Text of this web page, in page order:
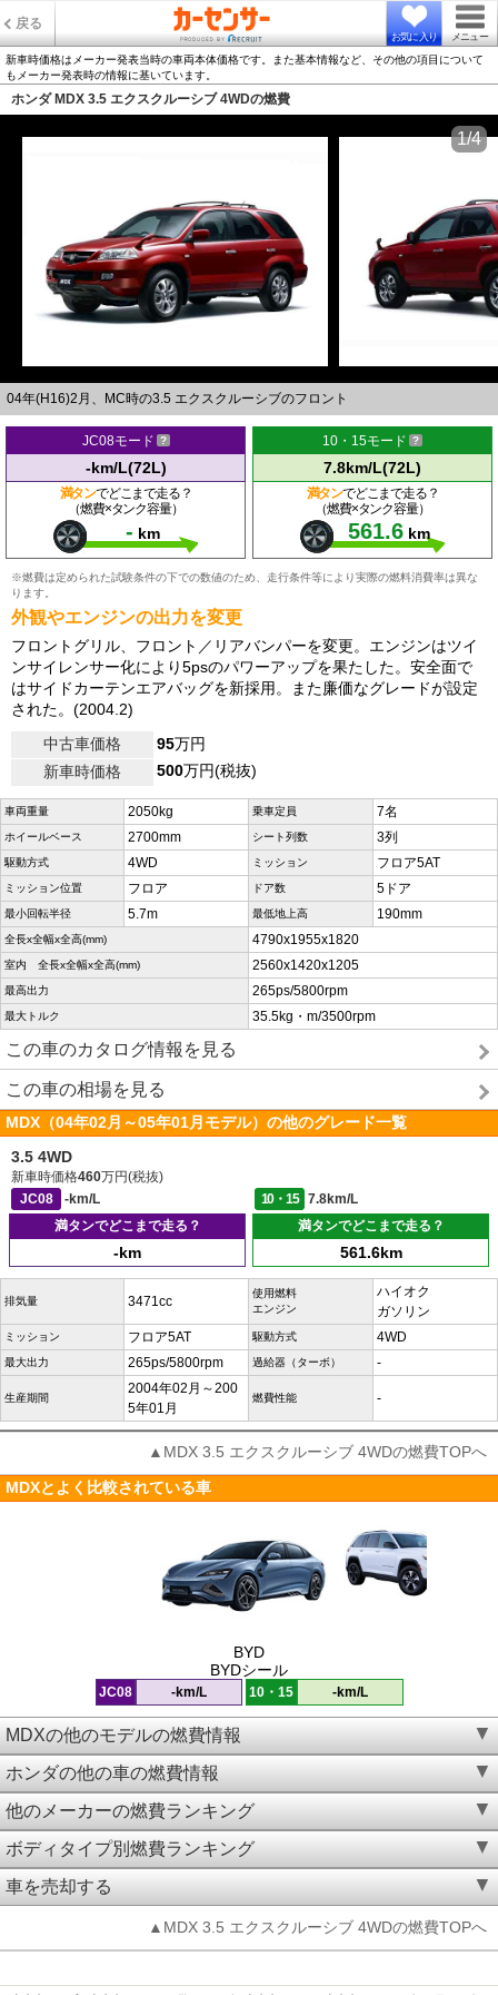
戻る
お気に入り メニュー
新車時価格はメーカー発表当時の車両本体価格です。また基本情報など、その他の項目について
もメーカー発表時の情報に基いています。
ホンダ MDX 3.5 エクスクルーシブ 4WDの燃費
04年(H16)2月、MC時の3.5 エクスクルーシブのフロント
1/4
JC08モード
-km/L(72L)
満タンでどこまで走る？
（燃費×タンク容量）
- km
10・15モード
7.8km/L(72L)
満タンでどこまで走る？
（燃費×タンク容量）
561.6 km
※燃費は定められた試験条件の下での数値のため、走行条件等により実際の燃料消費率は異な
ります。
外観やエンジンの出力を変更
フロントグリル、フロント／リアバンパーを変更。エンジンはツイ
ンサイレンサー化により5psのパワーアップを果たした。安全面で
はサイドカーテンエアバッグを新採用。また廉価なグレードが設定
された。(2004.2)
中古車価格
95万円
新車時価格
500万円(税抜)
車両重量 2050kg 乗車定員 7名
ホイールベース 2700mm シート列数 3列
駆動方式 4WD ミッション フロア5AT
ミッション位置 フロア ドア数 5ドア
最小回転半径 5.7m 最低地上高 190mm
全長x全幅x全高(mm) 4790x1955x1820
室内 全長x全幅x全高(mm) 2560x1420x1205
最高出力 265ps/5800rpm
最大トルク 35.5kg・m/3500rpm
この車のカタログ情報を見る
この車の相場を見る
MDX（04年02月～05年01月モデル）の他のグレード一覧
3.5 4WD
新車時価格460万円(税抜)
JC08
-km/L 10・15
7.8km/L
満タンでどこまで走る？
-km
満タンでどこまで走る？
561.6km
排気量 3471cc
使用燃料
エンジン
ハイオク
ガソリン
ミッション フロア5AT 駆動方式 4WD
最大出力 265ps/5800rpm 過給器（ターボ） -
生産期間
2004年02月～200
5年01月
燃費性能 -
▲MDX 3.5 エクスクルーシブ 4WDの燃費TOPへ
MDXとよく比較されている車
BYD
BYDシール
JC08 -km/L 10・15 -km/L
MDXの他のモデルの燃費情報
ホンダの他の車の燃費情報
他のメーカーの燃費ランキング
ボディタイプ別燃費ランキング
車を売却する
▲MDX 3.5 エクスクルーシブ 4WDの燃費TOPへ